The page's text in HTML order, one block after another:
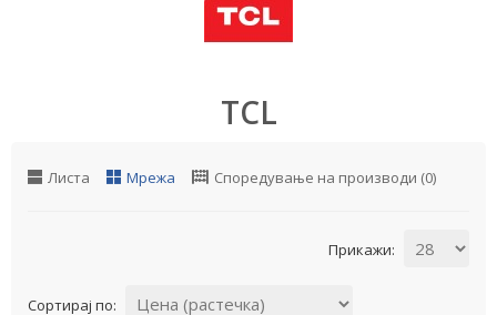
TCL
Листа Мрежа Споредување на производи (0)
Прикажи:
Сортирај по: